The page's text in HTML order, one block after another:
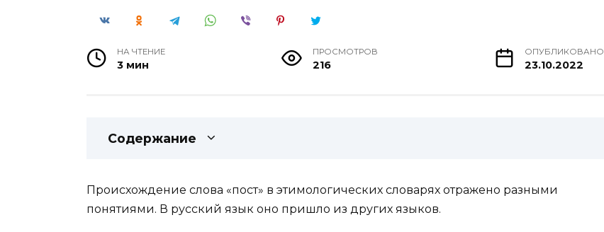
НА ЧТЕНИЕ
3 мин
ПРОСМОТРОВ
216
ОПУБЛИКОВАНО
23.10.2022
Содержание
Происхождение слова «пост» в этимологических словарях отражено разными
понятиями. В русский язык оно пришло из других языков.